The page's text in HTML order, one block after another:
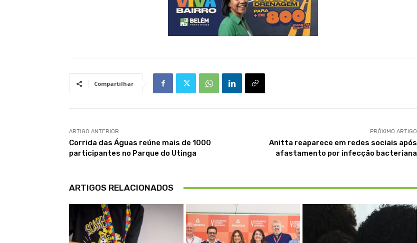
Compartilhar
ARTIGO ANTERIOR
Corrida das Águas reúne mais de 1000
participantes no Parque do Utinga
PRÓXIMO ARTIGO
Anitta reaparece em redes sociais após
afastamento por infecção bacteriana
ARTIGOS RELACIONADOS